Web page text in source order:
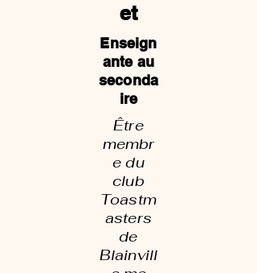
et
Enseign
ante au
seconda
ire
Être
membr
e du
club
Toastm
asters
de
Blainvill